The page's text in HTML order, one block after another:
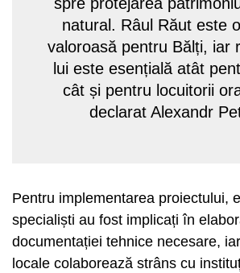
natural. Râul Răut este
valoroasă pentru Bălți, iar
lui este esențială atât
cât și pentru locuitorii
declarat Alexandr
Pentru implementarea proiectului,
specialiști au fost implicați în
documentației tehnice necesare,
locale colaborează strâns cu